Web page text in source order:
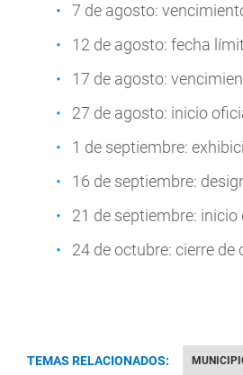
7 de agosto:
12 de agosto: fecha
17 de agosto:
27 de agosto: inicio
1 de septiembre:
16 de septiembre:
21 de septiembre:
24 de octubre: cierre
TEMAS RELACIONADOS: